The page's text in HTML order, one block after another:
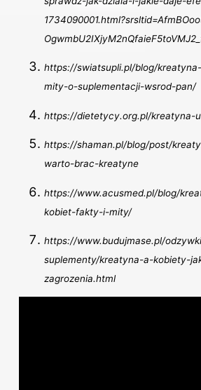
https://swiatsupli.pl/blog/
mity-o-suplementacji-wsrod-pan/
https://dietetycy.org.pl/kreatyna-
https://shaman.pl/blog/post/
warto-brac-kreatyne
https://www.acusmed.pl/blog/
kobiet-fakty-i-mity/
https://www.budujmase.pl/
suplementy/kreatyna-a-kobiety-
zagrozenia.html